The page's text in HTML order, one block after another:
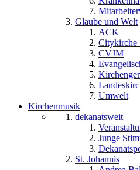
Glaube und Welt
ACK
Citykirche
CVJM
Umwelt
Kirchenmusik
dekanatsweit
Junge
St. Johannis